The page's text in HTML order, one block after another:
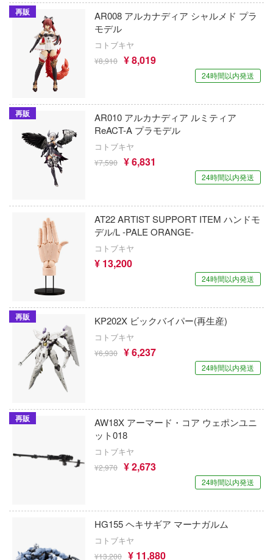
再販
AR008 アルカナディア シャルメド プラ
モデル
コトブキヤ
¥8,910 ¥ 8,019
24時間以内発送
再販
AR010 アルカナディア ルミティア
ReACT-A プラモデル
コトブキヤ
¥7,590 ¥ 6,831
24時間以内発送
AT22 ARTIST SUPPORT ITEM ハンドモ
デル/L -PALE ORANGE-
コトブキヤ
¥ 13,200
24時間以内発送
再販 KP202X ビックバイパー(再生産)
コトブキヤ
¥6,930 ¥ 6,237
24時間以内発送
再販
AW18X アーマード・コア ウェポンユニ
ット018
コトブキヤ
¥2,970 ¥ 2,673
24時間以内発送
HG155 ヘキサギア マーナガルム
コトブキヤ
¥13,200 ¥ 11,880
ひぐらしのなく頃に
ブラック★ロックシューター
フレームアームズ・ガール
FAIRY TAIL
Fateシリーズ
ブルーロック
ファイナルファンタジー
文豪ストレイドッグス
新世紀GPXサイバーフォーミュラ
プリキュア
プリンセスコネクト！Re:Dive
ヘブンバーンズレッド
ヘタリア
ヘキサギア
北斗の拳
グレートウォールホビー
クリアープロップ!(ビーバーコーポレー
クアンタムメカニクス
クアトロポルテ
クリエイティブPR
クレイジーフィギュア
クレーネル
雀替建构 Queti Tectonics
クラシックモデルレプリカーズ
クールプロップス
KPモデル(ビーバーコーポレーション)
ゲインコーププロダクツ(ホビージャパン)
ゲッコー・モデル
ケーアンドエス(プラッツ)
KAモデル(ビーバーコーポレーション)
ケンクラフト(プラッツ)
ーアカデミア
マルットイズ)
(マーベル)
どかマギカ
にあこがれて
インが多すぎる！
ノ魔女裁判
ランゾート
Krieger(マシーネンクリーガー)
レイアース
シリーズ
～異世界行ったら本気だす～
ナン
ー:リファンタジオ